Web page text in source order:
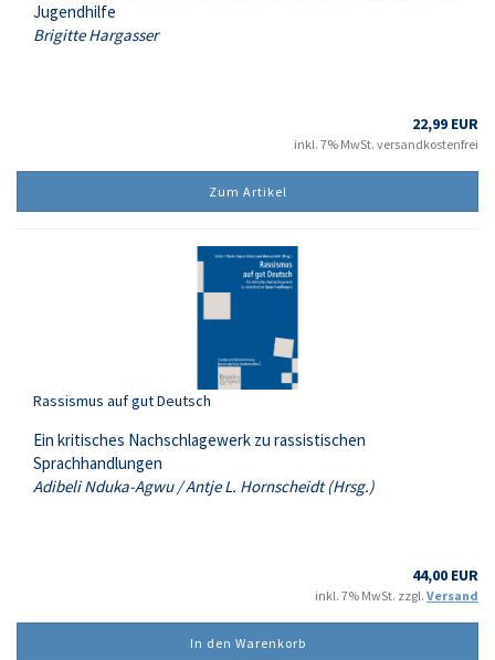
Jugendhilfe
Brigitte Hargasser
22,99 EUR
inkl. 7% MwSt. versandkostenfrei
Zum Artikel
Rassismus auf gut Deutsch
Ein kritisches Nachschlagewerk zu rassistischen
Sprachhandlungen
Adibeli Nduka-Agwu / Antje L. Hornscheidt (Hrsg.)
44,00 EUR
inkl. 7% MwSt. zzgl. Versand
In den Warenkorb